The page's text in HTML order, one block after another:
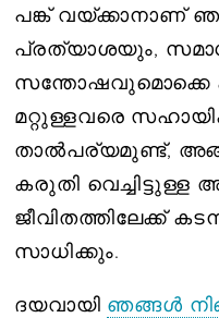
പങ്ക് വയ്ക്കാനാണ്
പ്രത്യാശയും,
സന്തോഷവുമൊക്കെ
മറ്റുള്ളവരെ
താൽപര്യമുണ്ട്,
കരുതി
ജീവിതത്തിലേക്ക്
സാധിക്കും.
ദയവായി ഞങ്ങൾ